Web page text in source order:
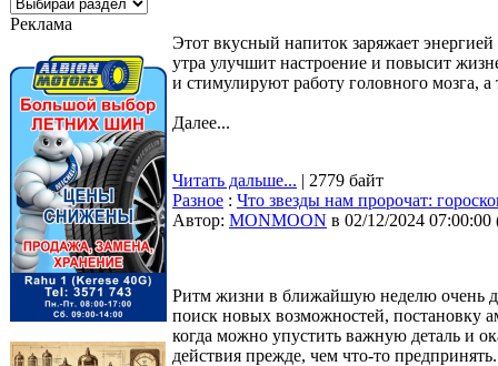
Реклама
Этот вкусный напиток заряжает
утра улучшит настроение и повысит
и стимулируют работу головного мозга,
Далее...
Читать дальше... | 2779 байт
Разное : Что звезды нам пророчат:
Автор: MONMOON в 02/12/2024 07:00:00
Ритм жизни в ближайшую неделю очень
поиск новых возможностей, постановку
когда можно упустить важную деталь и
действия прежде, чем что-то предпринять.